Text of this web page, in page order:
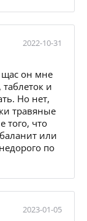
2022-10-31
щас он мне
и
Но нет,
травяные
того, что
или
по
2023-01-05